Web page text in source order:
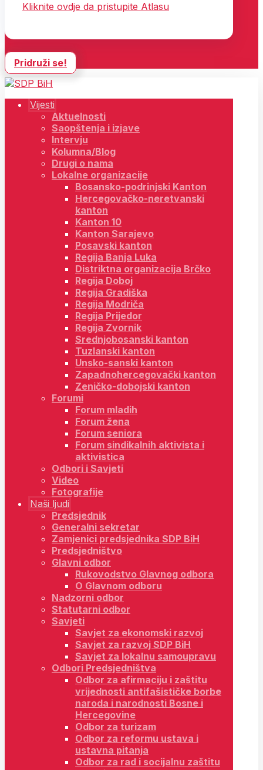
Kliknite ovdje da pristupite Atlasu
Pridruži se!
Vijesti
Aktuelnosti
Saopštenja i izjave
Intervju
Kolumna/Blog
Drugi o nama
Lokalne organizacije
Bosansko-podrinjski Kanton
Hercegovačko-neretvanski
kanton
Kanton 10
Kanton Sarajevo
Posavski kanton
Regija Banja Luka
Distriktna organizacija Brčko
Regija Doboj
Regija Gradiška
Regija Modriča
Regija Prijedor
Regija Zvornik
Srednjobosanski kanton
Tuzlanski kanton
Unsko-sanski kanton
Zapadnohercegovački kanton
Zeničko-dobojski kanton
Forumi
Forum mladih
Forum žena
Forum seniora
Forum sindikalnih aktivista i
aktivistica
Odbori i Savjeti
Video
Fotografije
Naši ljudi
Predsjednik
Generalni sekretar
Zamjenici predsjednika SDP BiH
Predsjedništvo
Glavni odbor
Rukovodstvo Glavnog odbora
O Glavnom odboru
Nadzorni odbor
Statutarni odbor
Savjeti
Savjet za ekonomski razvoj
Savjet za razvoj SDP BiH
Savjet za lokalnu samoupravu
Odbori Predsjedništva
Odbor za afirmaciju i zaštitu
vrijednosti antifašističke borbe
naroda i narodnosti Bosne i
Hercegovine
Odbor za turizam
Odbor za reformu ustava i
ustavna pitanja
Odbor za rad i socijalnu zaštitu